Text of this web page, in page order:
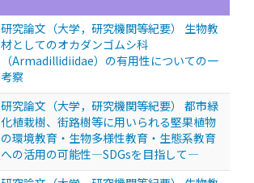
研究論文（大学，研究機関等紀要） 生物教
材としてのオカダンゴムシ科
（Armadillidiidae）の有用性についての一
考察
研究論文（大学，研究機関等紀要） 都市緑
化植栽樹、街路樹等に用いられる堅果植物
の環境教育・生物多様性教育・生態系教育
への活用の可能性―SDGsを目指して―